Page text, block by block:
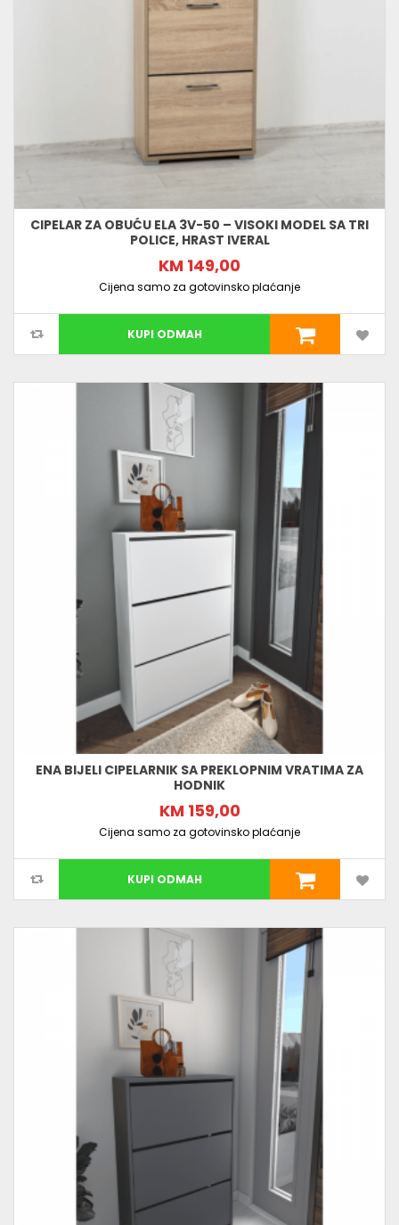
CIPELAR ZA OBUĆU ELA 3V-50 – VISOKI MODEL SA TRI
POLICE, HRAST IVERAL
KM 149,00
Cijena samo za gotovinsko plaćanje
KUPI ODMAH
ENA BIJELI CIPELARNIK SA PREKLOPNIM VRATIMA ZA
HODNIK
KM 159,00
Cijena samo za gotovinsko plaćanje
KUPI ODMAH